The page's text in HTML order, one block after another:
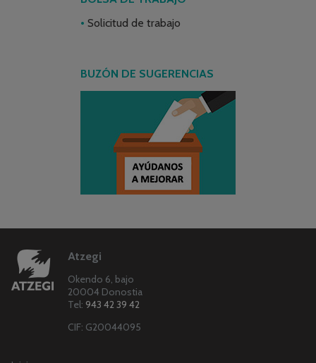
Solicitud de trabajo
BUZÓN DE SUGERENCIAS
Atzegi
Okendo 6, bajo
20004 Donostia
Tel: 943 42 39 42
CIF: G20044095